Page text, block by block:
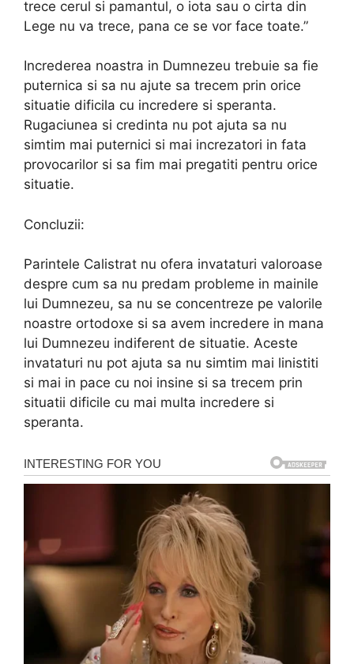
trece cerul si pamantul, o iota sau o cirta din
Lege nu va trece, pana ce se vor face toate.”
Increderea noastra in Dumnezeu trebuie sa fie
puternica si sa nu ajute sa trecem prin orice
situatie dificila cu incredere si speranta.
Rugaciunea si credinta nu pot ajuta sa nu
simtim mai puternici si mai increzatori in fata
provocarilor si sa fim mai pregatiti pentru orice
situatie.
Concluzii:
Parintele Calistrat nu ofera invataturi valoroase
despre cum sa nu predam probleme in mainile
lui Dumnezeu, sa nu se concentreze pe valorile
noastre ortodoxe si sa avem incredere in mana
lui Dumnezeu indiferent de situatie. Aceste
invataturi nu pot ajuta sa nu simtim mai linistiti
si mai in pace cu noi insine si sa trecem prin
situatii dificile cu mai multa incredere si
speranta.